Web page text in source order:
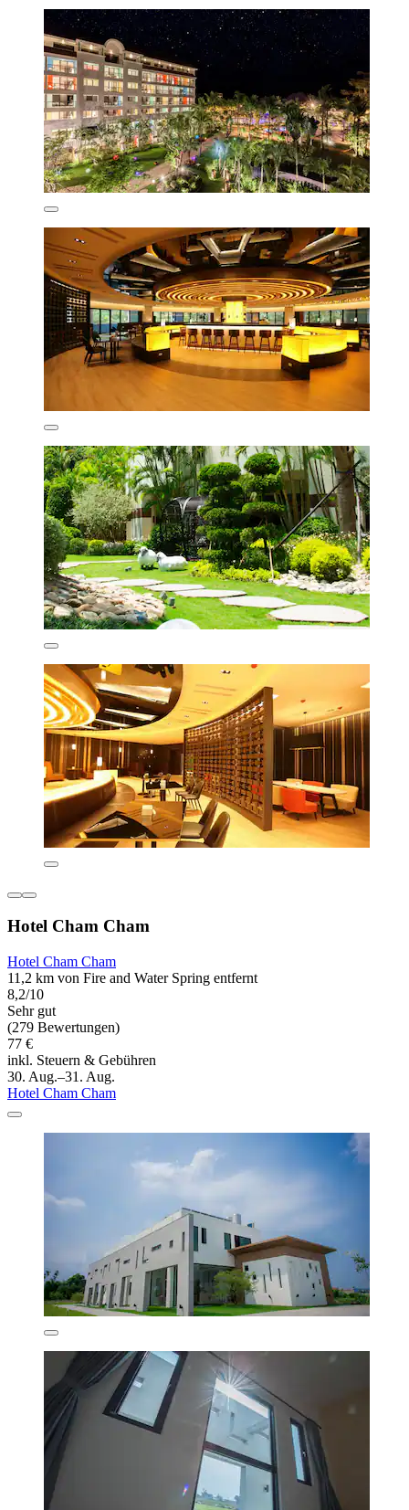
Hotel Cham Cham
Hotel Cham Cham
11,2 km von Fire and Water Spring entfernt
8,2/10
Sehr gut
(279 Bewertungen)
77 €
inkl. Steuern & Gebühren
30. Aug.–31. Aug.
Hotel Cham Cham